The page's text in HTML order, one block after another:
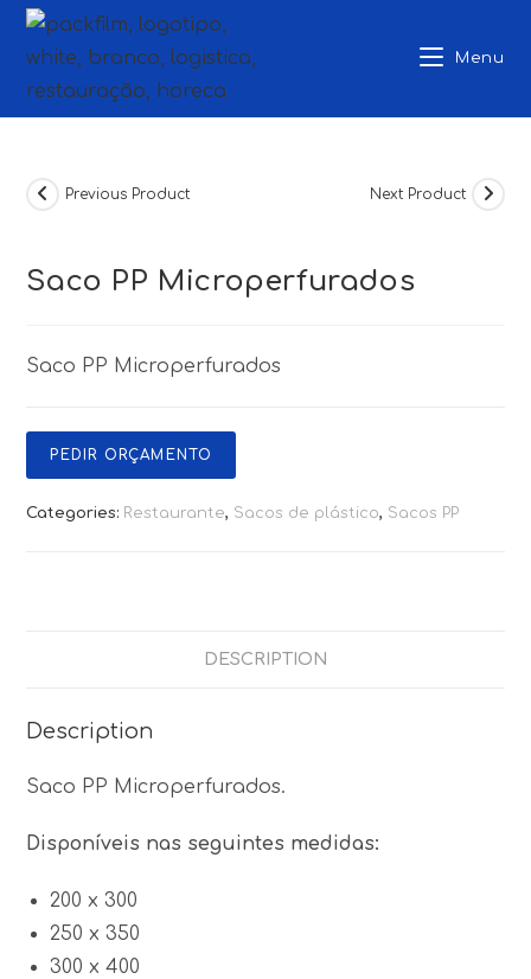
Skip
Menu
Previous Product Next Product
Saco PP Microperfurados
Saco PP Microperfurados
PEDIR ORÇAMENTO
Categories: Restaurante, Sacos de plástico, Sacos PP
DESCRIPTION
Description
Saco PP Microperfurados.
Disponíveis nas seguintes medidas:
200 x 300
250 x 350
300 x 400